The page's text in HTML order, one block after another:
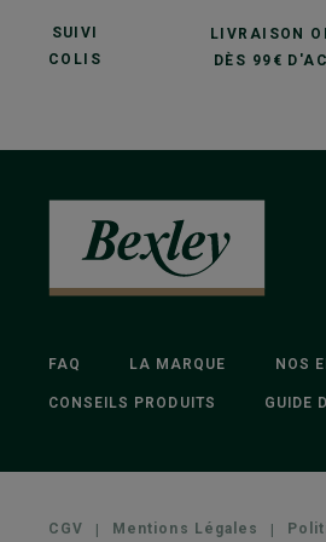
SUIVI
COLIS
LIVRAISON
DÈS 99€
FAQ LA MARQUE NOS
CONSEILS PRODUITS GUIDE
CGV | Mentions Légales |